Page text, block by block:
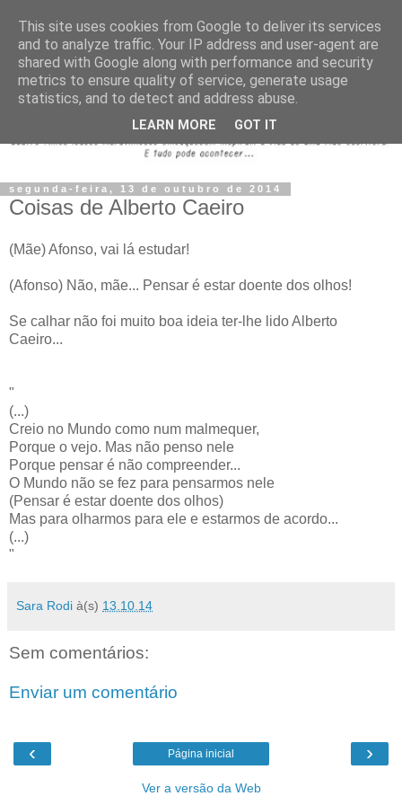
segunda-feira, 13 de outubro de 2014
Coisas de Alberto Caeiro
(Mãe) Afonso, vai lá estudar!
(Afonso) Não, mãe... Pensar é estar doente dos olhos!
Se calhar não foi muito boa ideia ter-lhe lido Alberto
Caeiro...
"
(...)
Creio no Mundo como num malmequer,
Porque o vejo. Mas não penso nele
Porque pensar é não compreender...
O Mundo não se fez para pensarmos nele
(Pensar é estar doente dos olhos)
Mas para olharmos para ele e estarmos de acordo...
(...)
"
Sara Rodi à(s) 13.10.14
Sem comentários:
Enviar um comentário
‹ ›
Página inicial
Ver a versão da Web
This site uses cookies from Google to deliver its services
and to analyze traffic. Your IP address and user-agent are
shared with Google along with performance and security
metrics to ensure quality of service, generate usage
statistics, and to detect and address abuse.
LEARN MORE GOT IT